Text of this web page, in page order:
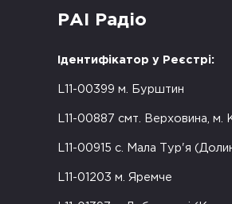
РАІ Радіо
Ідентифікатор у Реєстрі:
L11-00399 м. Бурштин
L11-00887 смт. Верховина, м.
L11-00915 с. Мала Тур'я
L11-01203 м. Яремче